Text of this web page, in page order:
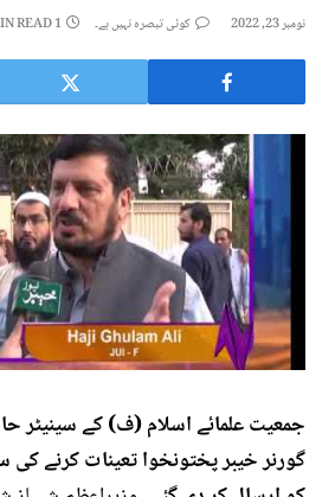
نومبر 23, 2022 کوئی تبصرہ نہیں ہے۔ 1 MIN READ
جمعیت علمائے اسلام (ف) کے سینیٹر
گورنر خیبر پختونخوا تعینات کرنے